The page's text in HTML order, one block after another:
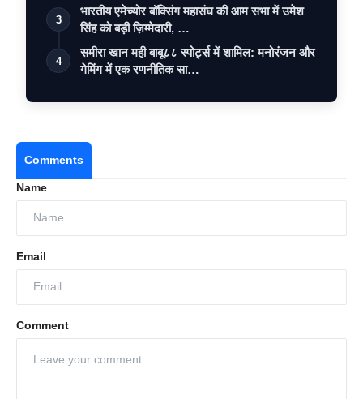
3
भारतीय एमेच्योर बॉक्सिंग महासंघ की आम सभा में उमेश
सिंह को बड़ी ज़िम्मेदारी, …
4
समीरा खान मही बाबू८८ स्पोर्ट्स में शामिल: मनोरंजन और
गेमिंग में एक रणनीतिक सा…
Comments
Name
Email
Comment